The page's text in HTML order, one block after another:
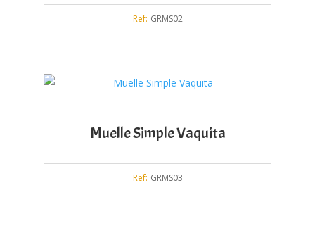
Ref: GRMS02
Muelle Simple Vaquita
Ref: GRMS03